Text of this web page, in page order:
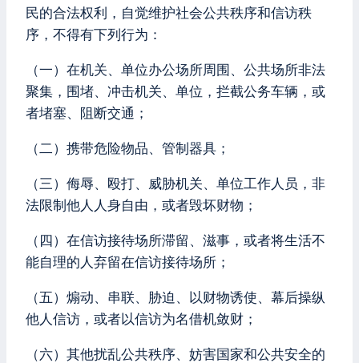
民的合法权利，自觉维护社会公共秩序和信访秩
序，不得有下列行为：
（一）在机关、单位办公场所周围、公共场所非法
聚集，围堵、冲击机关、单位，拦截公务车辆，或
者堵塞、阻断交通；
（二）携带危险物品、管制器具；
（三）侮辱、殴打、威胁机关、单位工作人员，非
法限制他人人身自由，或者毁坏财物；
（四）在信访接待场所滞留、滋事，或者将生活不
能自理的人弃留在信访接待场所；
（五）煽动、串联、胁迫、以财物诱使、幕后操纵
他人信访，或者以信访为名借机敛财；
（六）其他扰乱公共秩序、妨害国家和公共安全的